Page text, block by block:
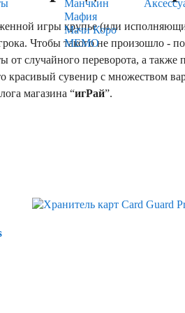
Манчкин
Мафия
Мачи Коро
МЕМО
игры крупье (или
Чтобы такого не произошло -
случайного переворота, а также
красивый сувенир с множеством
магазина “игРай”.